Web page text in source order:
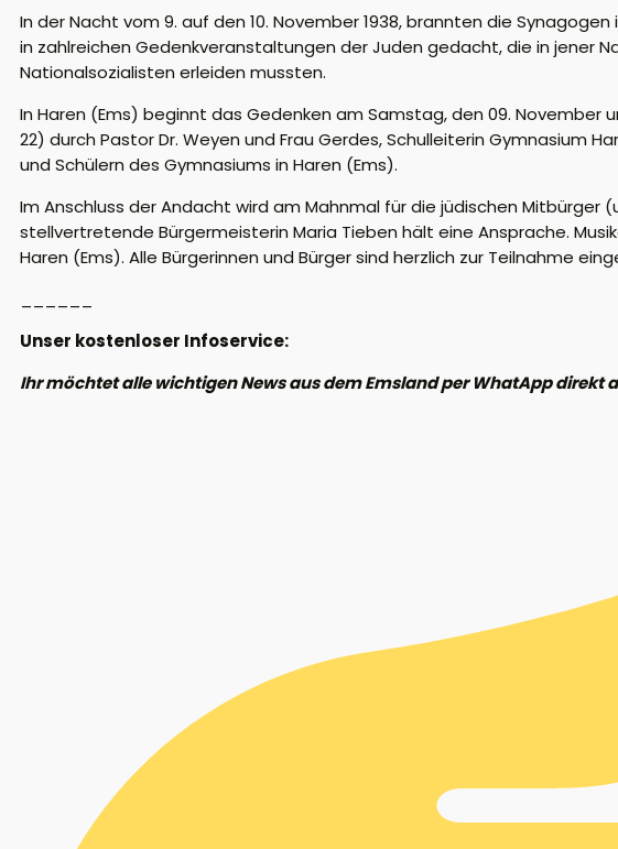
In der Nacht vom 9. auf den 10. November 1938, brannten die
in zahlreichen Gedenkveranstaltungen der Juden gedacht, die in jener
Nationalsozialisten erleiden mussten.
In Haren (Ems) beginnt das Gedenken am Samstag, den 09. November
22) durch Pastor Dr. Weyen und Frau Gerdes, Schulleiterin Gymnasium
und Schülern des Gymnasiums in Haren (Ems).
Im Anschluss der Andacht wird am Mahnmal für die jüdischen
stellvertretende Bürgermeisterin Maria Tieben hält eine Ansprache.
Haren (Ems). Alle Bürgerinnen und Bürger sind herzlich zur Teilnahme
Unser kostenloser Infoservice:
Ihr möchtet alle wichtigen News aus dem Emsland per WhatApp direkt